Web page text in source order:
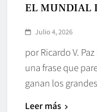
EL MUNDIAL
Julio 4, 2026
por Ricardo V.
una frase que
ganan los
Leer más